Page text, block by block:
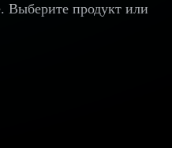
Выберите продукт или